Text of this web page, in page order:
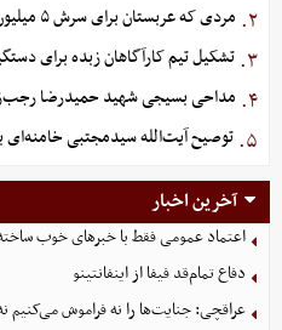
۲. مردی که عربستان برای سرش ۵ میلیون دلار جایزه گذاشت
۳. تشکیل تیم کارآگاهان زبده برای
۴. مداحی بسیجی شهید حمیدرضا
۵. توصیح آیت‌الله سیدمجتبی خامنه‌ای
آخرین اخبار
اعتماد عمومی فقط با خبرهای خوب
دفاع تمام‌قد فیفا از اینفانتینو
عراقچی: جنایت‌ها را نه فراموش می‌کنیم